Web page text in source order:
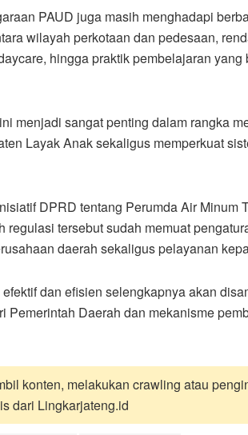
PAUD juga masih menghadapi
wilayah perkotaan dan pedesaan,
hingga praktik pembelajaran
menjadi sangat penting dalam rangka
Layak Anak sekaligus memperkuat
DPRD tentang Perumda Air Minum
regulasi tersebut sudah memuat
daerah sekaligus pelayanan
dan efisien selengkapnya akan
Pemerintah Daerah dan mekanisme
konten, melakukan crawling atau
dari Lingkarjateng.id